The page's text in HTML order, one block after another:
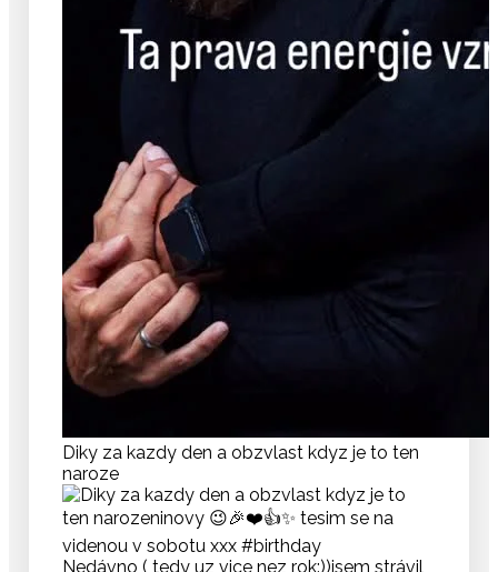
Diky za kazdy den a obzvlast kdyz je to ten
naroze
Nedávno ( tedy uz vice nez rok:))jsem strávil